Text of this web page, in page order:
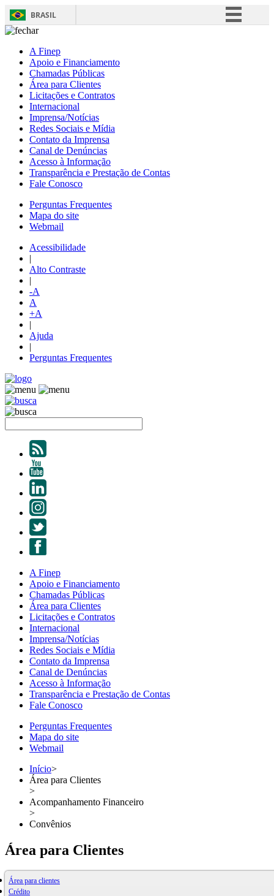
BRASIL
A Finep
Apoio e Financiamento
Chamadas Públicas
Área para Clientes
Licitações e Contratos
Internacional
Imprensa/Notícias
Redes Sociais e Mídia
Contato da Imprensa
Canal de Denúncias
Acesso à Informação
Transparência e Prestação de Contas
Fale Conosco
Perguntas Frequentes
Mapa do site
Webmail
Acessibilidade
|
Alto Contraste
|
-A
A
+A
|
Ajuda
|
Perguntas Frequentes
A Finep
Apoio e Financiamento
Chamadas Públicas
Área para Clientes
Licitações e Contratos
Internacional
Imprensa/Notícias
Redes Sociais e Mídia
Contato da Imprensa
Canal de Denúncias
Acesso à Informação
Transparência e Prestação de Contas
Fale Conosco
Perguntas Frequentes
Mapa do site
Webmail
Início>
Área para Clientes
>
Acompanhamento Financeiro
>
Convênios
Área para Clientes
Área para clientes
Crédito